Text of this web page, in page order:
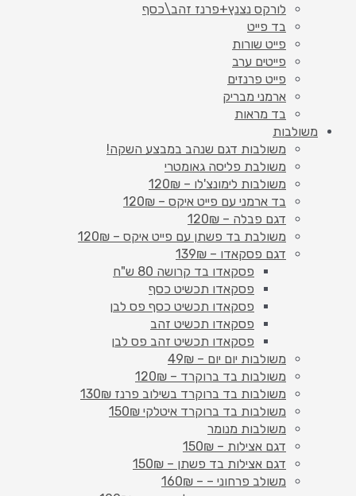
לורקס נצנץ+פרנז זהב\כסף
בד פייט
פייט שורות
פייטים ערב
פייט פרנזים
ארמני מבריק
בד מראות
משולבות
משולבות דגם שנהב במבצע השקה!
משולבת פליסה גאומטרי
משולבות לימונצ'לו – 120₪
בד ארמני עם פייט איקס – 120₪
דגם פבלה – 120₪
משולבת בד פשתן עם פייט איקס – 120₪
דגם פסקאדו – 139₪
פסקאדו בד קרושה 80 ש"ח
פסקאדו תכשיט כסף
פסקאדו תכשיט כסף פס לבן
פסקאדו תכשיט זהב
פסקאדו תכשיט זהב פס לבן
משולבות יום יום – 49₪
משולבות בד ברוקרד – 120₪
משולבות בד ברוקרד בשילוב פרנז 130₪
משולבות בד ברוקרד איטלקי 150₪
משולבות מנומר
דגם אצילות – 150₪
דגם אצילות בד פשתן – 150₪
משולב פרחוני – – 160₪